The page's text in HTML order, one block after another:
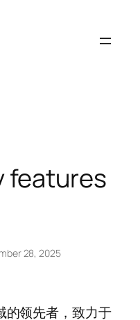
features
28, 2025
的领先者，致力于